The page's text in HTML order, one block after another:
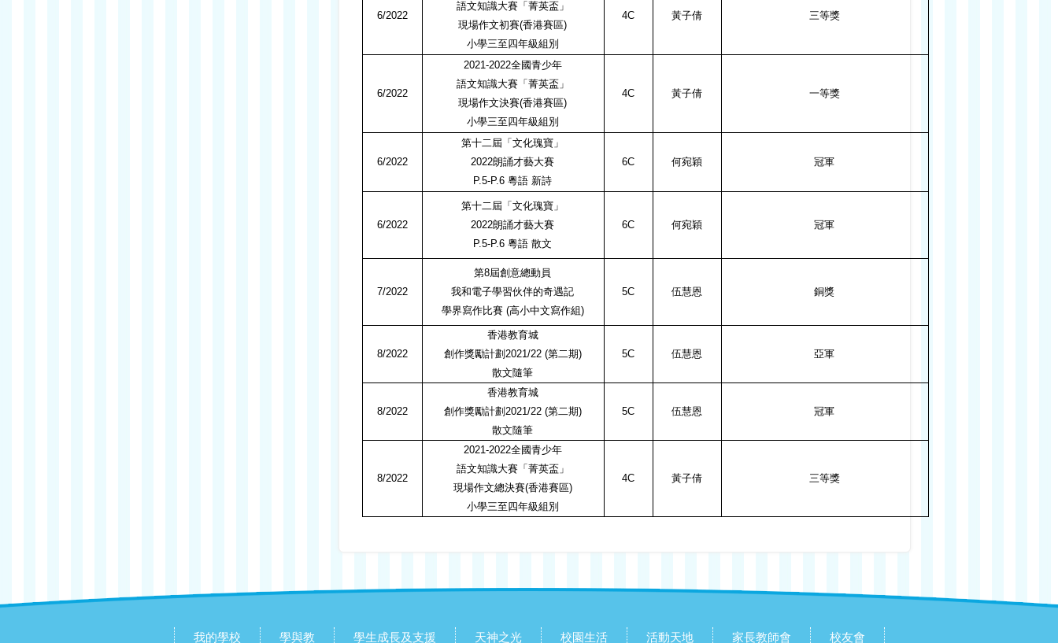
6/2022
語文知識大賽「菁英盃」
現場作文初賽(香港賽區)
小學三至四年級組別
4C 黃子倩 三等獎
6/2022
2021-2022全國青少年
語文知識大賽「菁英盃」
現場作文決賽(香港賽區)
小學三至四年級組別
4C 黃子倩 一等獎
6/2022
第十二屆「文化瑰寶」
2022朗誦才藝大賽
P.5-P.6粵語 新詩
6C 何宛穎 冠軍
6/2022
第十二屆「文化瑰寶」
2022朗誦才藝大賽
P.5-P.6粵語 散文
6C 何宛穎 冠軍
7/2022
第8屆創意總動員
我和電子學習伙伴的奇遇記
學界寫作比賽 (高小中文寫作組)
5C 伍慧恩 銅獎
8/2022
香港教育城
創作獎勵計劃 2021/22 (第二期)
散文隨筆
5C 伍慧恩 亞軍
8/2022
香港教育城
創作獎勵計劃 2021/22 (第二期)
散文隨筆
5C 伍慧恩 冠軍
8/2022
2021-2022全國青少年
語文知識大賽「菁英盃」
現場作文總決賽(香港賽區)
小學三至四年級組別
4C 黃子倩 三等獎
我的學校 學與教 學生成長及支援 天神之光 校園生活 活動天地 家長教師會 校友會